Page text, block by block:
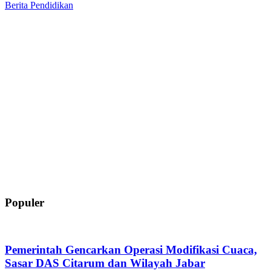
Berita Pendidikan
Populer
Pemerintah Gencarkan Operasi Modifikasi Cuaca,
Sasar DAS Citarum dan Wilayah Jabar